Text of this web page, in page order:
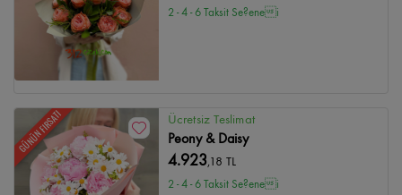
2 - 4 - 6 Taksit Se?enei
GÜNÜN FIRSATI Ücretsiz Teslimat
Peony & Daisy
4.923,18 TL
2 - 4 - 6 Taksit Se?enei